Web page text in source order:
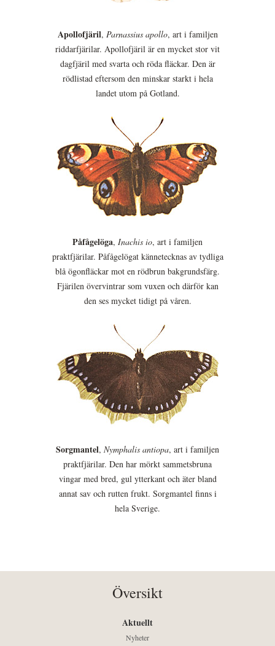
Apollofjäril, Parnassius apollo, art i familjen
riddarfjärilar. Apollofjäril är en mycket stor vit
dagfjäril med svarta och röda fläckar. Den är
rödlistad eftersom den minskar starkt i hela
landet utom på Gotland.
Påfågelöga, Inachis io, art i familjen
praktfjärilar. Påfågelögat kännetecknas av tydliga
blå ögonfläckar mot en rödbrun bakgrundsfärg.
Fjärilen övervintrar som vuxen och därför kan
den ses mycket tidigt på våren.
Sorgmantel, Nymphalis antiopa, art i familjen
praktfjärilar. Den har mörkt sammetsbruna
vingar med bred, gul ytterkant och äter bland
annat sav och rutten frukt. Sorgmantel finns i
hela Sverige.
Översikt
Aktuellt
Nyheter